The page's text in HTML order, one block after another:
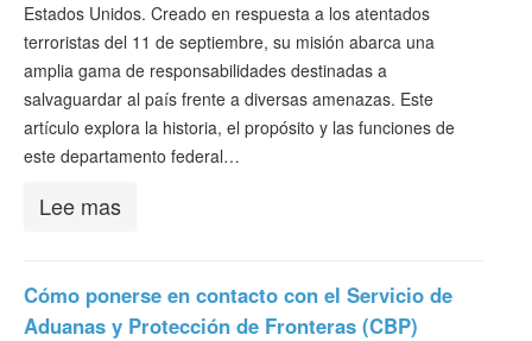
Contacto
Estados Unidos. Creado en respuesta a los atentados
terroristas del 11 de septiembre, su misión abarca una
amplia gama de responsabilidades destinadas a
salvaguardar al país frente a diversas amenazas. Este
artículo explora la historia, el propósito y las funciones de
este departamento federal…
Lee mas
Cómo ponerse en contacto con el Servicio de
Aduanas y Protección de Fronteras (CBP)